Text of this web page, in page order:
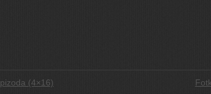
(4×16)